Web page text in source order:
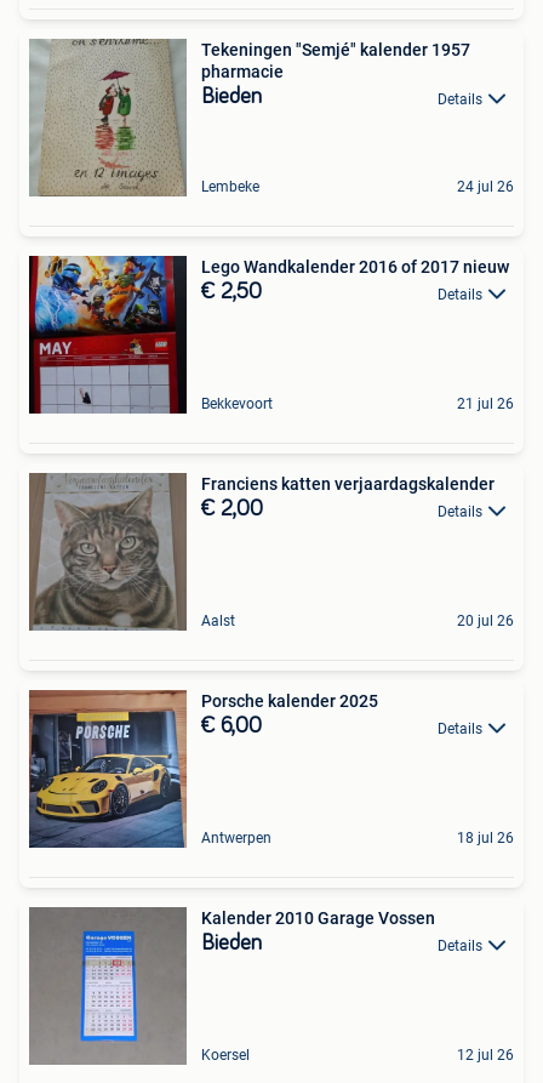
Tekeningen "Semjé" kalender 1957
pharmacie
Bieden Details
Lembeke 24 jul 26
Lego Wandkalender 2016 of 2017 nieuw
€ 2,50 Details
Bekkevoort 21 jul 26
Franciens katten verjaardagskalender
€ 2,00 Details
Aalst 20 jul 26
Porsche kalender 2025
€ 6,00 Details
Antwerpen 18 jul 26
Kalender 2010 Garage Vossen
Bieden Details
Koersel 12 jul 26